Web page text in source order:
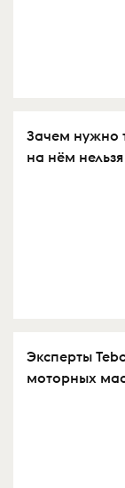
Зачем нужно
на нём
Эксперты
моторных